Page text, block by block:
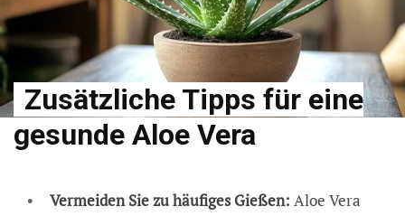
Zusätzliche Tipps für eine
gesunde Aloe Vera
Vermeiden Sie zu häufiges Gießen: Aloe Vera